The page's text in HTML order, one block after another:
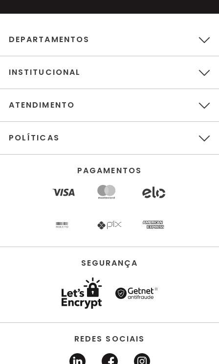
DEPARTAMENTOS
INSTITUCIONAL
ATENDIMENTO
POLÍTICAS
PAGAMENTOS
SEGURANÇA
REDES SOCIAIS